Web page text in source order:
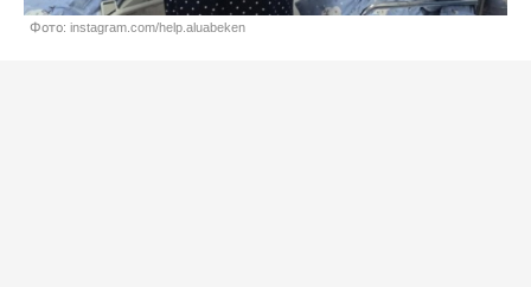
Фото: instagram.com/help.aluabeken